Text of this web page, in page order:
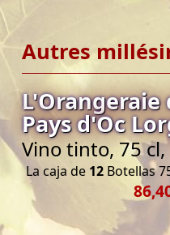
Autres
L'Orangeraie
Pays d'Oc
Vino tinto, 75 cl,
La caja de 12 Botellas